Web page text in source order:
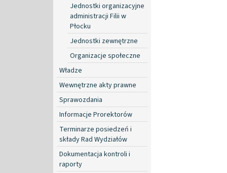
Jednostki organizacyjne
administracji Filii w
Płocku
Jednostki zewnętrzne
Organizacje społeczne
Władze
Wewnętrzne akty prawne
Sprawozdania
Informacje Prorektorów
Terminarze posiedzeń i
składy Rad Wydziałów
Dokumentacja kontroli i
raporty